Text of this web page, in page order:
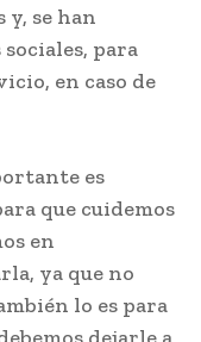
se han
para
en caso de
es
que cuidemos
en
ya que no
lo es para